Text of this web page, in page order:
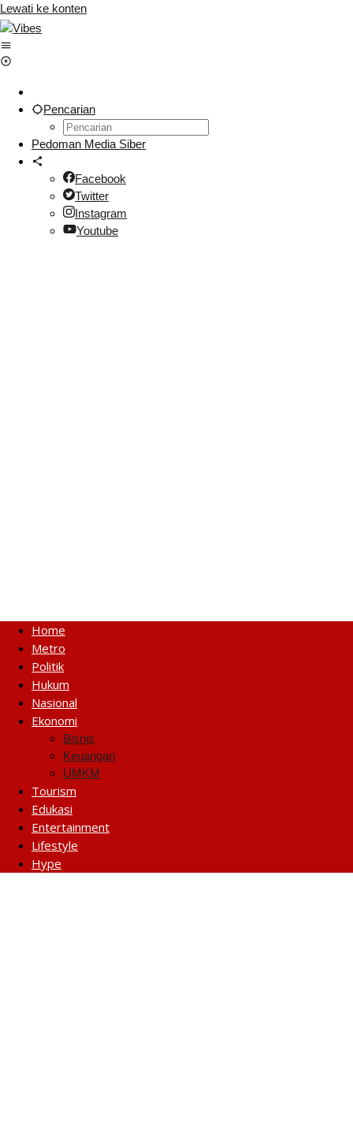
Lewati ke konten
Pencarian
Pedoman Media Siber
Facebook
Twitter
Instagram
Youtube
Home
Metro
Politik
Hukum
Nasional
Ekonomi
Bisnis
Keuangan
UMKM
Tourism
Edukasi
Entertainment
Lifestyle
Hype